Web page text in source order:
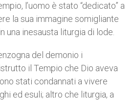
l’uomo è stato “dedicato” a
la sua immagine somigliante
una inesausta liturgia di lode.
del demonio i
il Tempio che Dio aveva
stati condannati a vivere
ed esuli; altro che liturgia, a